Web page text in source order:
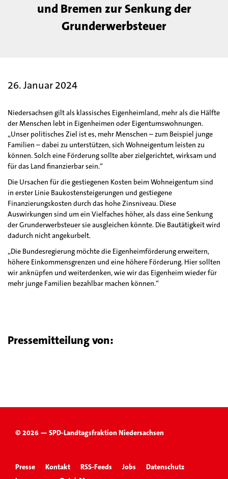
und Bremen zur Senkung der
Grunderwerbsteuer
26. Januar 2024
Niedersachsen gilt als klassisches Eigenheimland, mehr als die Hälfte
der Menschen lebt in Eigenheimen oder Eigentumswohnungen.
„Unser politisches Ziel ist es, mehr Menschen – zum Beispiel junge
Familien – dabei zu unterstützen, sich Wohneigentum leisten zu
können. Solch eine Förderung sollte aber zielgerichtet, wirksam und
für das Land finanzierbar sein.“
Die Ursachen für die gestiegenen Kosten beim Wohneigentum sind
in erster Linie Baukostensteigerungen und gestiegene
Finanzierungskosten durch das hohe Zinsniveau. Diese
Auswirkungen sind um ein Vielfaches höher, als dass eine Senkung
der Grunderwerbsteuer sie ausgleichen könnte. Die Bautätigkeit wird
dadurch nicht angekurbelt.
„Die Bundesregierung möchte die Eigenheimförderung erweitern,
höhere Einkommensgrenzen und eine höhere Förderung. Hier sollten
wir anknüpfen und weiterdenken, wie wir das Eigenheim wieder für
mehr junge Familien bezahlbar machen können.“
Pressemitteilung von:
© 2026 — SPD-Landtagsfraktion Niedersachsen
Presse Kontakt RSS-Feeds Jobs
Datenschutz